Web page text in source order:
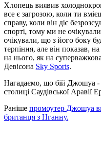
Хлопець виявив
все є загрозою, коли ти
справу, коли він діє
спорті, тому ми не
очікували, що з його боку
терпіння, але він показав,
на нього, як на
Девісона Sky Sports.
Нагадаємо, що бій Джошуа -
столиці Саудівської Аравії
Раніше промоутер Джошуа
британця з Нганну.